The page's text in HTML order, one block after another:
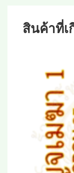
สินค้าที่เ